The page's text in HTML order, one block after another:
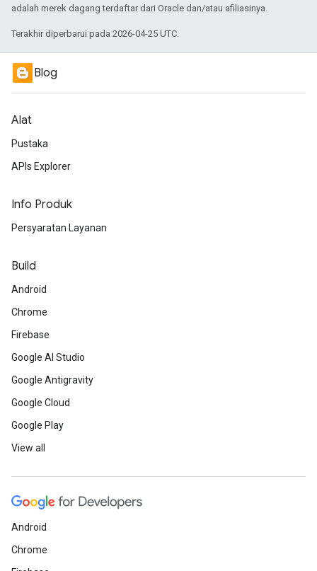
adalah merek dagang terdaftar dari Oracle dan/atau afiliasinya.
Terakhir diperbarui pada 2026-04-25 UTC.
Blog
Alat
Pustaka
APIs Explorer
Info Produk
Persyaratan Layanan
Build
Android
Chrome
Firebase
Google AI Studio
Google Antigravity
Google Cloud
Google Play
View all
Android
Chrome